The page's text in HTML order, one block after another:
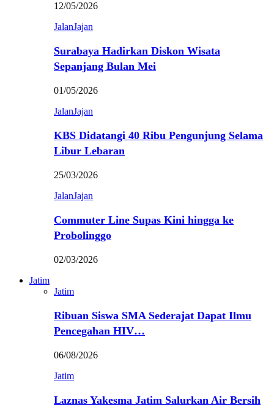
12/05/2026
JalanJajan
Surabaya Hadirkan Diskon Wisata
Sepanjang Bulan Mei
01/05/2026
JalanJajan
KBS Didatangi 40 Ribu Pengunjung Selama
Libur Lebaran
25/03/2026
JalanJajan
Commuter Line Supas Kini hingga ke
Probolinggo
02/03/2026
Jatim
Jatim
Ribuan Siswa SMA Sederajat Dapat Ilmu
Pencegahan HIV…
06/08/2026
Jatim
Laznas Yakesma Jatim Salurkan Air Bersih